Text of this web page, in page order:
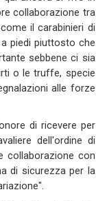
collaborazione tra
il carabinieri di
piedi piuttosto che
sebbene ci sia
o le truffe, specie
alle forze
di ricevere per
dell'ordine di
collaborazione con
di sicurezza per la